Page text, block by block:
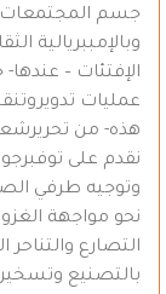
جسم المجتمعات
وبالإمببريالية
الإفتئات –
عمليات
هذه- من
نقدم على
وتوجيه طرفي
نحو مواجهة
التصارع والتناحر
بالتصنيع